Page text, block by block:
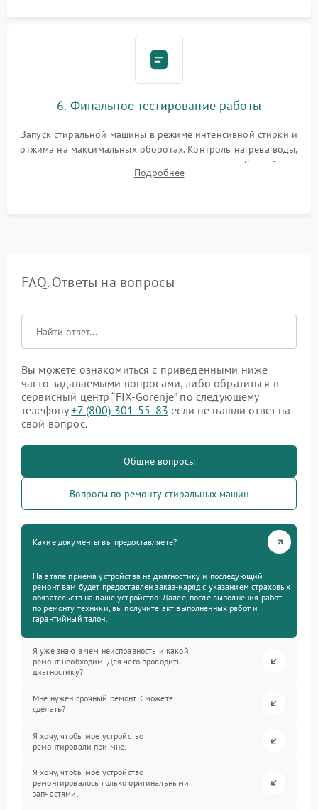
6. Финальное тестирование работы
Запуск стиральной машины в режиме интенсивной стирки и
отжима на максимальных оборотах. Контроль нагрева воды,
корректности слива, отсутствия излишних вибраций,
посторонних стуков и протечек под корпусом.
Подробнее
FAQ. Ответы на вопросы
Вы можете ознакомиться с приведенными ниже
часто задаваемыми вопросами, либо обратиться в
сервисный центр “FIX-Gorenje” по следующему
телефону+7 (800) 301-55-83 если не нашли ответ на
свой вопрос.
Общие вопросы
Вопросы по ремонту стиральных машин
Какие документы вы предоставляете?
На этапе приема устройства на диагностику и последующий
ремонт вам будет предоставлен заказ-наряд с указанием страховых
обязательств на ваше устройство. Далее, после выполнения работ
по ремонту техники, вы получите акт выполненных работ и
гарантийный талон.
Я уже знаю в чем неисправность и какой
ремонт необходим. Для чего проводить
диагностику?
Мне нужен срочный ремонт. Сможете
сделать?
Я хочу, чтобы мое устройство
ремонтировали при мне.
Я хочу, чтобы мое устройство
ремонтировалось только оригинальными
запчастями.